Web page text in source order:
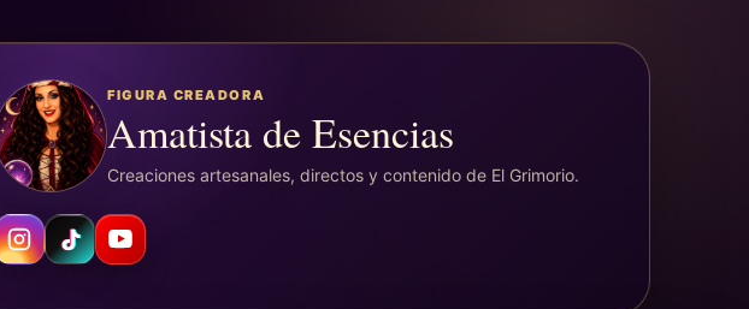
FIGURA CREADORA
Amatista de Esencias
Creaciones artesanales, directos y contenido de El Grimorio.